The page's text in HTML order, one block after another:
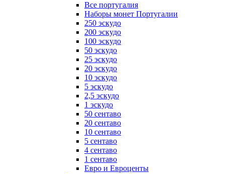
Все португалия
Наборы монет Португалии
250 эскудо
200 эскудо
100 эскудо
50 эскудо
25 эскудо
20 эскудо
10 эскудо
5 эскудо
2,5 эскудо
1 эскудо
50 сентаво
20 сентаво
10 сентаво
5 сентаво
4 сентаво
1 сентаво
Евро и Евроценты